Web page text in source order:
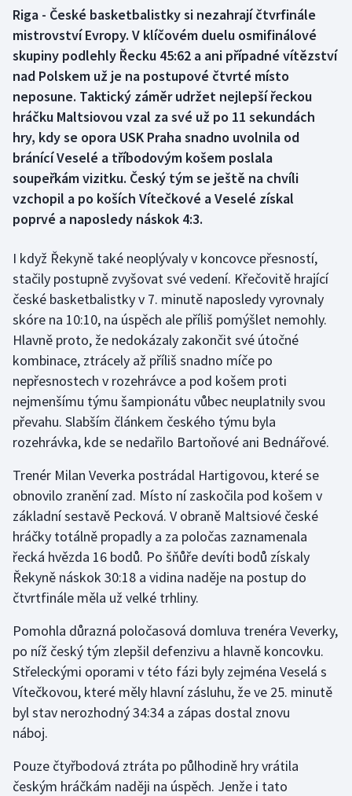
Boby a skeleton
Box
Curling
Dostihy
Florbal
Futsal
Golf
Gymnastika
Házená
Jezdectví
Judo
Krasobruslení
Lezení
Lyže a snowboard
Moderní pětiboj
Motorsport
Olympijské hry
Parasport
Plážový volejbal
Ragby
AZ kvíz
Riga - České basketbalistky si nezahrají čtvrfinále
mistrovství Evropy. V klíčovém duelu osmifinálové
skupiny podlehly Řecku 45:62 a ani případné vítězství
nad Polskem už je na postupové čtvrté místo
neposune. Taktický záměr udržet nejlepší řeckou
hráčku Maltsiovou vzal za své už po 11 sekundách
hry, kdy se opora USK Praha snadno uvolnila od
bránící Veselé a tříbodovým košem poslala
soupeřkám vizitku. Český tým se ještě na chvíli
vzchopil a po koších Vítečkové a Veselé získal
poprvé a naposledy náskok 4:3.
I když Řekyně také neoplývaly v koncovce přesností,
stačily postupně zvyšovat své vedení. Křečovitě hrající
české basketbalistky v 7. minutě naposledy vyrovnaly
skóre na 10:10, na úspěch ale příliš pomýšlet nemohly.
Hlavně proto, že nedokázaly zakončit své útočné
kombinace, ztrácely až příliš snadno míče po
nepřesnostech v rozehrávce a pod košem proti
nejmenšímu týmu šampionátu vůbec neuplatnily svou
převahu. Slabším článkem českého týmu byla
rozehrávka, kde se nedařilo Bartoňové ani Bednářové.
Trenér Milan Veverka postrádal Hartigovou, které se
obnovilo zranění zad. Místo ní zaskočila pod košem v
základní sestavě Pecková. V obraně Maltsiové české
hráčky totálně propadly a za poločas zaznamenala
řecká hvězda 16 bodů. Po šňůře devíti bodů získaly
Řekyně náskok 30:18 a vidina naděje na postup do
čtvrtfinále měla už velké trhliny.
Pomohla důrazná poločasová domluva trenéra Veverky,
po níž český tým zlepšil defenzivu a hlavně koncovku.
Střeleckými oporami v této fázi byly zejména Veselá s
Vítečkovou, které měly hlavní zásluhu, že ve 25. minutě
byl stav nerozhodný 34:34 a zápas dostal znovu
náboj.
Pouze čtyřbodová ztráta po půlhodině hry vrátila
českým hráčkám naději na úspěch. Jenže i tato